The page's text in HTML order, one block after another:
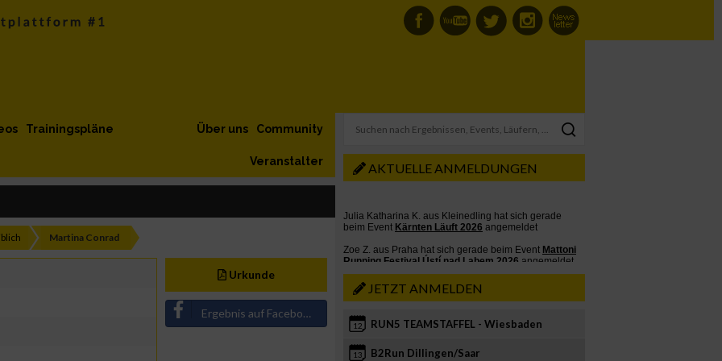
Trainingspläne Community
Über uns
Veranstalter
Martina Conrad
Urkunde
Ergebnis auf Facebook teilen
AKTUELLE ANMELDUNGEN
JETZT ANMELDEN
12 RUN5 TEAMSTAFFEL - Wiesbaden
13 B2Run Dillingen/Saar